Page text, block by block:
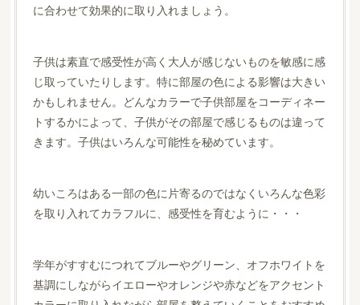
に合わせて効果的に取り入れましょう。
子供は素直で感受性が高く大人が感じないものを敏感に感
じ取っていたりします。特に部屋の色による影響は大きい
かもしれません。どんなカラーで子供部屋をコーディネー
トするかによって、子供がその部屋で感じるものは違って
きます。子供はいろんな可能性を秘めています。
幼いころはある一部の色に片寄るのではなくいろんな色彩
を取り入れてカラフルに、感受性を育むように・・・
学年がすすむにつれてブルーやグリーン、オフホワイトを
基調にしながらイエローやオレンジや赤などをアクセント